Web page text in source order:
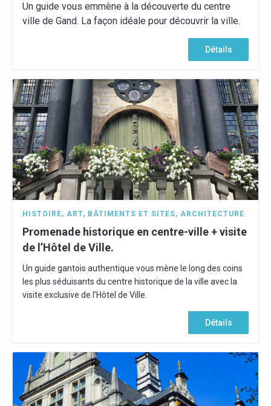
Un guide vous emmène à la découverte du centre
ville de Gand. La façon idéale pour découvrir la ville.
Détails
HISTOIRE, ART, BÂTIMENTS ET SITES, ARCHITECTURE
Promenade historique en centre-ville + visite
de l’Hôtel de Ville.
Un guide gantois authentique vous mène le long des coins
les plus séduisants du centre historique de la ville avec la
visite exclusive de l’Hôtel de Ville.
Détails